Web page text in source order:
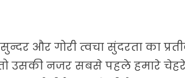
और गोरी त्वचा सुंदरता का
उसकी नजर सबसे पहले हमारे चेहरे